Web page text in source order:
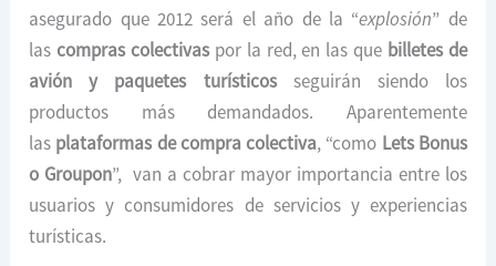
asegurado que 2012 será el año de la “explosión” de
las compras colectivaspor la red, en las que billetes de
avión y paquetes turísticosseguirán siendo los
productos más demandados. Aparentemente
las plataformas de compra colectiva, “como Lets Bonus
o Groupon”, van a cobrar mayor importancia entre los
usuarios y consumidores de servicios y experiencias
turísticas.